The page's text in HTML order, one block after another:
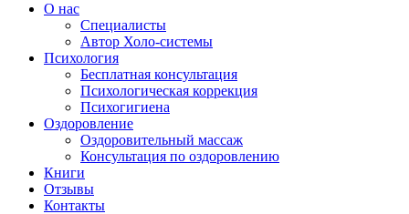
О нас
Специалисты
Автор Холо-системы
Психология
Бесплатная консультация
Психологическая коррекция
Психогигиена
Оздоровление
Оздоровительный массаж
Консультация по оздоровлению
Книги
Отзывы
Контакты